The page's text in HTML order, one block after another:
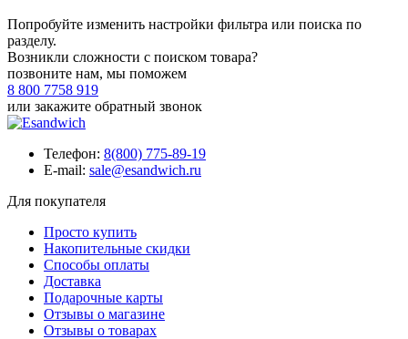
Попробуйте изменить настройки фильтра или поиска по
разделу.
Возникли сложности с поиском товара?
позвоните нам, мы поможем
8 800 7758 919
или закажите обратный звонок
Телефон: 8(800) 775-89-19
E-mail: sale@esandwich.ru
Для покупателя
Просто купить
Накопительные скидки
Способы оплаты
Доставка
Подарочные карты
Отзывы о магазине
Отзывы о товарах